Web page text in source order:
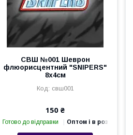
СВШ №001 Шеврон
флюорисцентний "SNIPERS"
8х4см
свш001
150 ₴
Готово до відправки Оптом і в роздріб